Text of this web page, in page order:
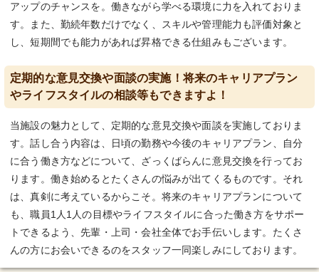
アップのチャンスを。働きながら学べる環境に力を入れておりま
す。また、勤続年数だけでなく、スキルや管理能力も評価対象と
し、短期間でも能力があれば昇格できる仕組みもございます。
定期的な意見交換や面談の実施！将来のキャリアプラン
やライフスタイルの相談等もできますよ！
当施設の魅力として、定期的な意見交換や面談を実施しておりま
す。話し合う内容は、日頃の勤務や今後のキャリアプラン、自分
に合う働き方などについて、ざっくばらんに意見交換を行ってお
ります。働き始めるとたくさんの悩みが出てくるものです。それ
は、真剣に考えているからこそ。将来のキャリアプランについて
も、職員1人1人の目標やライフスタイルに合った働き方をサポー
トできるよう、先輩・上司・会社全体でお手伝いします。たくさ
んの方にお会いできるのをスタッフ一同楽しみにしております。